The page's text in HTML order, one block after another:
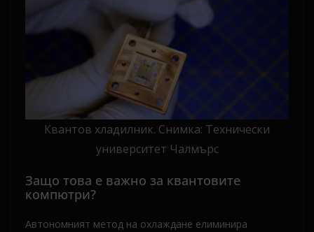
Квантов хладилник. Снимка: Технически
университет Чалмърс
Защо това е важно за квантовите
компютри?
Автономният метод на охлаждане елиминира